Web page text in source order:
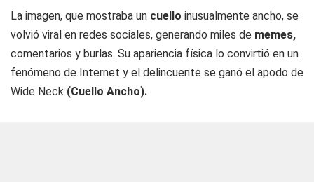
La imagen, que mostraba un cuello inusualmente ancho, se
volvió viral en redes sociales, generando miles de memes,
comentarios y burlas. Su apariencia física lo convirtió en un
fenómeno de Internet y el delincuente se ganó el apodo de
Wide Neck (Cuello Ancho).